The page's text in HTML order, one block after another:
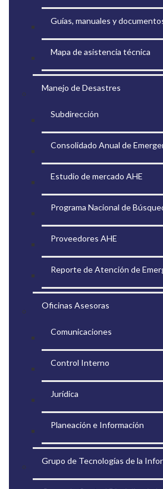
Guías, manuales y
Mapa de asistencia técnica
Manejo de Desastres
Subdirección
Consolidado Anual de
Estudio de mercado AHE
Programa Nacional de
Proveedores AHE
Reporte de Atención de
Oficinas Asesoras
Comunicaciones
Control Interno
Jurídica
Planeación e Información
Grupo de Tecnologías de la